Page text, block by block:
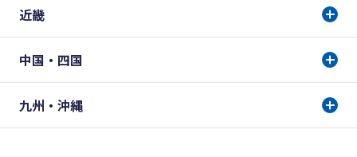
近畿
中国・四国
九州・沖縄